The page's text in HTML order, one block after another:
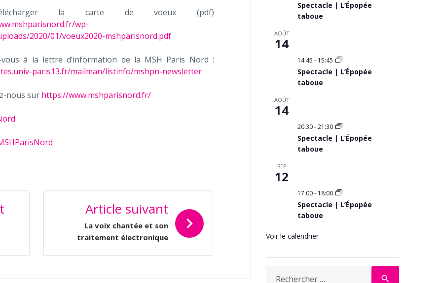
la carte de voeux (pdf)
wp-
2020/01/voeux2020-mshparisnord.pdf
vous à la lettre d’information de la MSH Paris Nord :
paris13.fr/mailman/listinfo/mshpn-newsletter
nous sur https://www.mshparisnord.fr/
Article suivant
La voix chantée et son
traitement électronique
Spectacle | L’Épopée
taboue
AOÛT
14
14:45 - 15:45
Spectacle | L’Épopée
taboue
AOÛT
14
20:30-21:30
Spectacle | L’Épopée
taboue
SEP
12
17:00- 18:00
Spectacle | L’Épopée
taboue
Voir le calendrier
search